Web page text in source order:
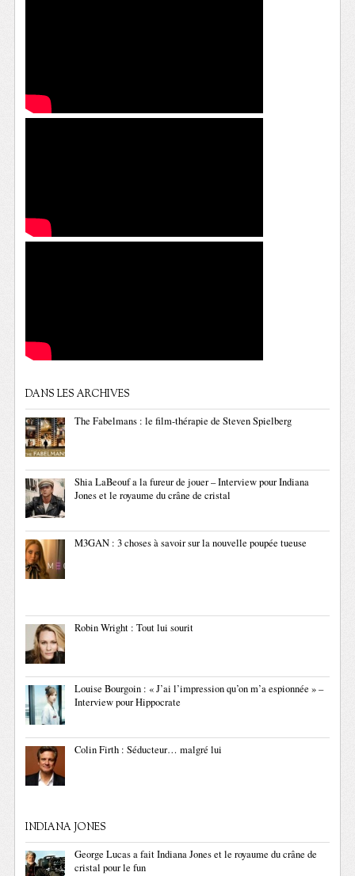
DANS LES ARCHIVES
The Fabelmans : le film-thérapie de Steven Spielberg
Shia LaBeouf a la fureur de jouer – Interview pour Indiana
Jones et le royaume du crâne de cristal
M3GAN : 3 choses à savoir sur la nouvelle poupée tueuse
Robin Wright : Tout lui sourit
Louise Bourgoin : « J’ai l’impression qu’on m’a espionnée » –
Interview pour Hippocrate
Colin Firth : Séducteur… malgré lui
INDIANA JONES
George Lucas a fait Indiana Jones et le royaume du crâne de
cristal pour le fun